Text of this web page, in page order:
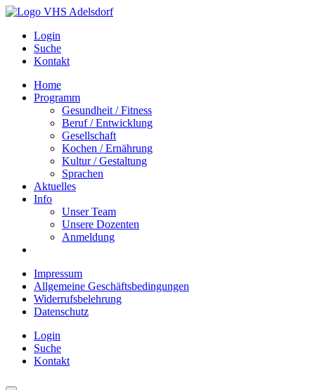
Login
Suche
Kontakt
Home
Programm
Gesundheit / Fitness
Beruf / Entwicklung
Gesellschaft
Kochen / Ernährung
Kultur / Gestaltung
Sprachen
Aktuelles
Info
Unser Team
Unsere Dozenten
Anmeldung
Impressum
Allgemeine Geschäftsbedingungen
Widerrufsbelehrung
Datenschutz
Login
Suche
Kontakt